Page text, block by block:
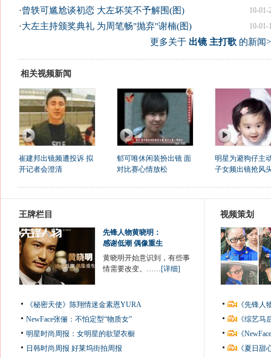
10-01-
·曾轶可尴尬谈初恋 大左坏笑不予解围(图)
10-01-
·大左主持颁奖典礼 为周笔畅"抛弃"谢楠(图)
更多关于 出镜 主打歌的新闻
相关视频新闻
崔建邦出镜频遭投诉 拟
开记者会澄清
郁可唯休闲装扮出镜 面
对比赛心情放松
明星为避狗仔主
子女频出镜抢风
王牌栏目
先锋人物黄晓明：
感谢低潮 偶像重生
黄晓明开始意识到，有些事
情需要改变。……[详细]
《秘密天使》陈翔情迷金素恩YURA
NewFace张俪：不怕定型“物质女”
明星时尚周报：女明星的欲望衣橱
日韩时尚周报 好莱坞街拍周报
视频策划
《先锋
《综艺
《
《夏日